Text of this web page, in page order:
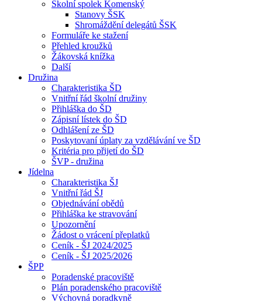
Školní spolek Komenský
Stanovy ŠSK
Shromáždění delegátů ŠSK
Formuláře ke stažení
Přehled kroužků
Žákovská knížka
Další
Družina
Charakteristika ŠD
Vnitřní řád školní družiny
Přihláška do ŠD
Zápisní lístek do ŠD
Odhlášení ze ŠD
Poskytovaní úplaty za vzdělávání ve ŠD
Kritéria pro přijetí do ŠD
ŠVP - družina
Jídelna
Charakteristika ŠJ
Vnitřní řád ŠJ
Objednávání obědů
Přihláška ke stravování
Upozornění
Žádost o vrácení přeplatků
Ceník - ŠJ 2024/2025
Ceník - ŠJ 2025/2026
ŠPP
Poradenské pracoviště
Plán poradenského pracoviště
Výchovná poradkyně